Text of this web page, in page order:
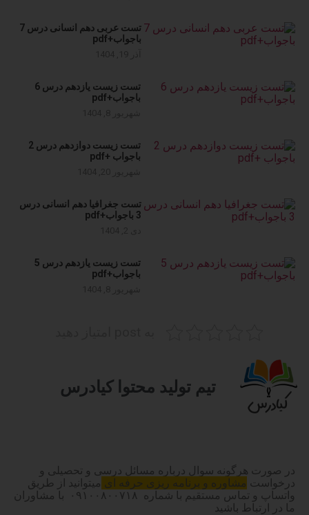
تست عربی دهم انسانی درس 7
باجواب+pdf
تست زیست یازدهم درس 6
باجواب+pdf
تست زیست دوازدهم درس 2
باجواب +pdf
تست جغرافیا دهم انسانی درس
3 باجواب+pdf
تست زیست یازدهم درس 5
باجواب+pdf
تیم تولید محتوا کیادرس
در صورت هرگونه سوال درباره مسائل درسی و تحصیلی و
درخواست مشاوره و برنامه ریزی حرفه ای میتوانید از طریق
واتساپ و تماس مستقیم با شماره ۰۹۱۰۰۸۰۰۷۱۸ با مشاوران
ما در ارتباط باشید